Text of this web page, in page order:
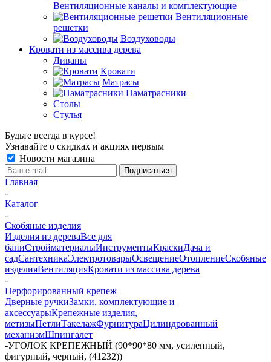
Вентиляционные каналы и комплектующие
Вентиляционные
решетки
Воздуховоды
Кровати из массива дерева
Диваны
Кровати
Матрасы
Наматрасники
Столы
Стулья
Будьте всегда в курсе!
Узнавайте о скидках и акциях первым
Новости магазина
Главная
-
Каталог
-
Скобяные изделия
Изделия из дереваВсе для
баниСтройматериалыИнструментыКраскиДача и
садСантехникаЭлектротоварыОсвещениеОтоплениеСкобяные
изделияВентиляцияКровати из массива дерева
-
Перфорированный крепеж
Дверные ручкиЗамки, комплектующие и
аксессуарыКрепежные изделия,
метизыПетлиТакелажФурнитураЦилиндрованный
механизмШпингалет
-УГОЛОК КРЕПЕЖНЫЙ (90*90*80 мм, усиленный,
фигурный, черный, (41232))